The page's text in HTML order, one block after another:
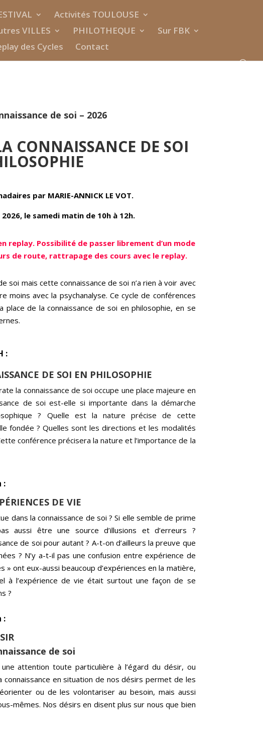
Activités TOULOUSE
VILLES PHILOTHEQUE
Sur FBK
des Cycles Contact
de soi – 2026
CONNAISSANCE DE SOI
par MARIE-ANNICK LE VOT.
le samedi matin de 10h à 12h.
replay. Possibilité de passer librement d’un mode
de route, rattrapage des cours avec le replay.
soi mais cette connaissance de soi n’a rien à voir avec
moins avec la psychanalyse. Ce cycle de conférences
de la connaissance de soi en philosophie, en se
.
:
DE SOI EN PHILOSOPHIE
la connaissance de soi occupe une place majeure en
de soi est-elle si importante dans la démarche
? Quelle est la nature précise de cette
fondée ? Quelles sont les directions et les modalités
conférence précisera la nature et l’importance de la
:
DE VIE
dans la connaissance de soi ? Si elle semble de prime
aussi être une source d’illusions et d’erreurs ?
de soi pour autant ? A-t-on d’ailleurs la preuve que
? N’y a-t-il pas une confusion entre expérience de
» ont eux-aussi beaucoup d’expériences en la matière,
à l’expérience de vie était surtout une façon de se
?
:
de soi
attention toute particulière à l’égard du désir, ou
en situation de nos désirs permet de les
ou de les volontariser au besoin, mais aussi
mêmes. Nos désirs en disent plus sur nous que bien